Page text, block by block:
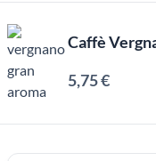
5,75 €